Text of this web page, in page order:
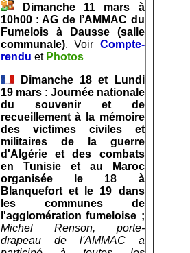
Dimanche 11 mars à
10h00 :AG de l’AMMAC du
Fumeloisà Dausse (salle
communale). Voir Compte-
rendu et Photos
Dimanche 18 et Lundi
19 mars : Journée nationale
du souvenir et de
recueillement à la mémoire
des victimes civiles et
militaires de la guerre
d'Algérie et des combats
en Tunisie et au Maroc
organisée le 18 à
Blanquefort et le 19 dans
les communes de
l'agglomération fumeloise ;
Michel Renson, porte-
drapeau de l'AMMAC a